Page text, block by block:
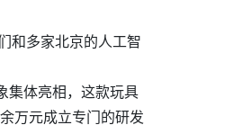
和多家北京的人工智
集体亮相，这款玩具
万元成立专门的研发